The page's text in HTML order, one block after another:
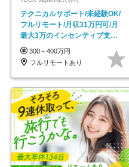
テクニカルサポート/未経験OK/
フルリモート/月収31万円可/月
最大3万のインセンティブ支給/
平均年齢33歳
300～400万円
フルリモートあり